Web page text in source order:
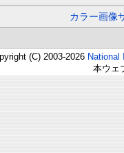
カラー画像
(C) 2003-2026 National
本ウェ